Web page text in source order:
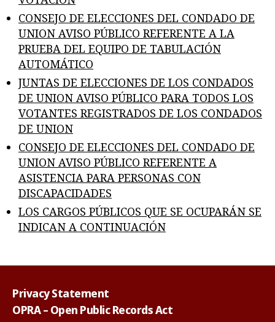
CONSEJO DE ELECCIONES DEL CONDADO DE
UNION AVISO PÚBLICO REFERENTE A LA
PRUEBA DEL EQUIPO DE TABULACIÓN
AUTOMÁTICO
JUNTAS DE ELECCIONES DE LOS CONDADOS
DE UNION AVISO PÚBLICO PARA TODOS LOS
VOTANTES REGISTRADOS DE LOS CONDADOS
DE UNION
CONSEJO DE ELECCIONES DEL CONDADO DE
UNION AVISO PÚBLICO REFERENTE A
ASISTENCIA PARA PERSONAS CON
DISCAPACIDADES
LOS CARGOS PÚBLICOS QUE SE OCUPARÁN SE
INDICAN A CONTINUACIÓN
Privacy Statement
OPRA – Open Public Records Act